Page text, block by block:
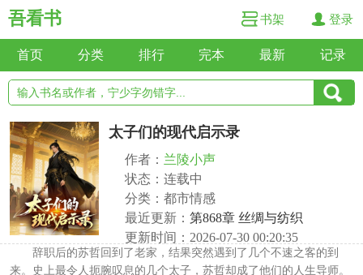
吾看书 书架 登录
首页 分类 排行 完本 最新 记录
太子们的现代启示录
作者： 兰陵小声
状态：连载中
分类：都市情感
最近更新： 第868章 丝绸与纺织
更新时间：2026-07-30 00:20:35
辞职后的苏哲回到了老家，结果突然遇到了几个不速之客的到
来。史上最令人扼腕叹息的几个太子，苏哲却成了他们的人生导师。